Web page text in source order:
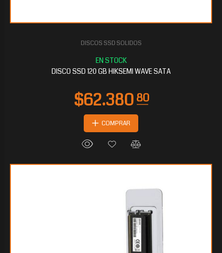
DISCOS SSD SOLIDOS
DISCO SSD 120 GB HIKSEMI WAVE SATA
COMPRAR